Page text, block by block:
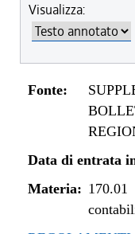
Visualizza:
Fonte:
Data di entrata
Materia: 170.01